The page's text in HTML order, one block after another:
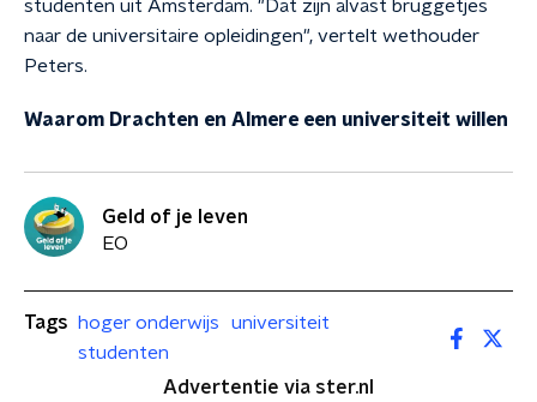
studenten uit Amsterdam. "Dat zijn alvast bruggetjes
naar de universitaire opleidingen", vertelt wethouder
Peters.
Waarom Drachten en Almere een universiteit willen
Geld of je leven
EO
Tags hoger onderwijs
universiteit
studenten
Advertentie via ster.nl